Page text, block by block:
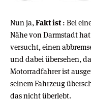
Nun ja, Fakt ist : Bei
Nähe von Darmstadt
versucht, einen
und dabei übersehen,
Motorradfahrer ist
seinem Fahrzeug
das nicht überlebt.